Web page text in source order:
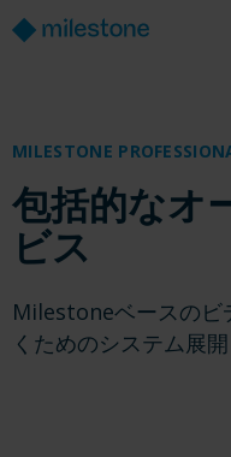
MILESTONE
包括的なオ
ビス
Milestoneベースのビ
くためのシステム展